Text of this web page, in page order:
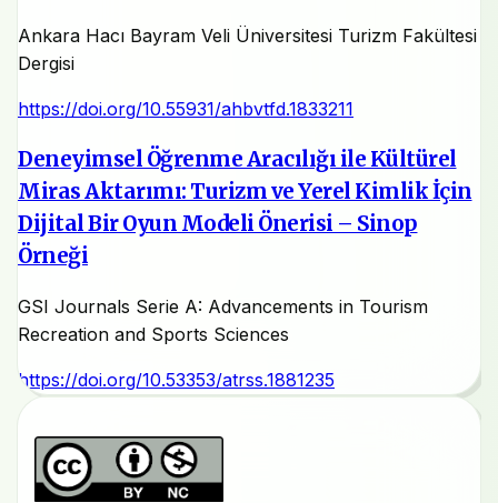
Ankara Hacı Bayram Veli Üniversitesi Turizm Fakültesi
Dergisi
https://doi.org/10.55931/ahbvtfd.1833211
Deneyimsel Öğrenme Aracılığı ile Kültürel
Miras Aktarımı: Turizm ve Yerel Kimlik İçin
Dijital Bir Oyun Modeli Önerisi – Sinop
Örneği
GSI Journals Serie A: Advancements in Tourism
Recreation and Sports Sciences
https://doi.org/10.53353/atrss.1881235